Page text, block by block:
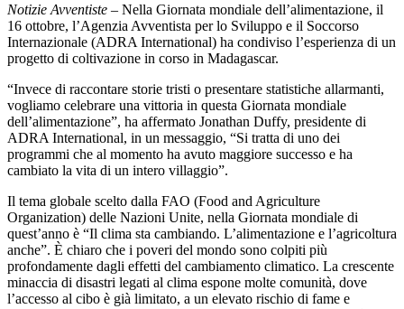
Notizie Avventiste – Nella Giornata mondiale dell’alimentazione, il
16 ottobre, l’Agenzia Avventista per lo Sviluppo e il Soccorso
Internazionale (ADRA International) ha condiviso l’esperienza di un
progetto di coltivazione in corso in Madagascar.
“Invece di raccontare storie tristi o presentare statistiche allarmanti,
vogliamo celebrare una vittoria in questa Giornata mondiale
dell’alimentazione”, ha affermato Jonathan Duffy, presidente di
ADRA International, in un messaggio, “Si tratta di uno dei
programmi che al momento ha avuto maggiore successo e ha
cambiato la vita di un intero villaggio”.
Il tema globale scelto dalla FAO (Food and Agriculture
Organization) delle Nazioni Unite, nella Giornata mondiale di
quest’anno è “Il clima sta cambiando. L’alimentazione e l’agricoltura
anche”. È chiaro che i poveri del mondo sono colpiti più
profondamente dagli effetti del cambiamento climatico. La crescente
minaccia di disastri legati al clima espone molte comunità, dove
l’accesso al cibo è già limitato, a un elevato rischio di fame e